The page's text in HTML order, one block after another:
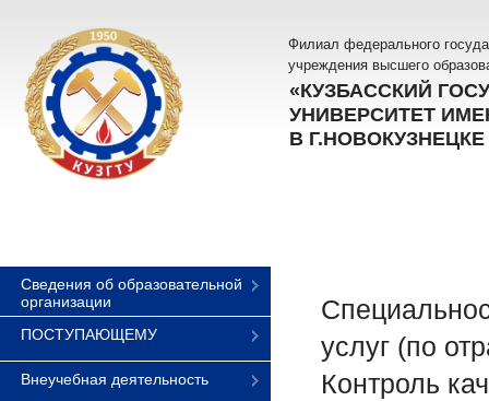
Филиал федерального
учреждения высшего
«КУЗБАССКИЙ
УНИВЕРСИТЕТ
В Г.НОВОКУЗНЕЦКЕ
Сведения об образовательной
организации
ПОСТУПАЮЩЕМУ
Внеучебная деятельность
услуг (по
Контроль